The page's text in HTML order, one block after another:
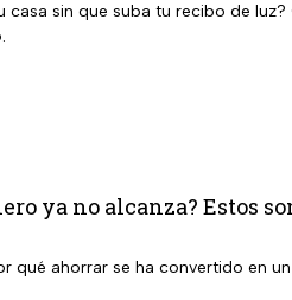
casa sin que suba tu recibo de
ya no alcanza? Estos
qué ahorrar se ha convertido en